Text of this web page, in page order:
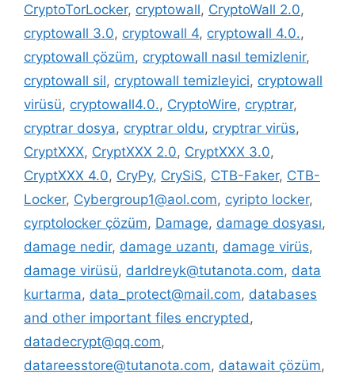
CryptoTorLocker, cryptowall, CryptoWall 2.0,
cryptowall 3.0, cryptowall 4, cryptowall 4.0.,
cryptowall çözüm, cryptowall nasıl temizlenir,
cryptowall sil, cryptowall temizleyici, cryptowall
virüsü, cryptowall4.0., CryptoWire, cryptrar,
cryptrar dosya, cryptrar oldu, cryptrar virüs,
CryptXXX, CryptXXX 2.0, CryptXXX 3.0,
CryptXXX 4.0, CryPy, CrySiS, CTB-Faker, CTB-
Locker, Cybergroup1@aol.com, cyripto locker,
cyrptolocker çözüm, Damage, damage dosyası,
damage nedir, damage uzantı, damage virüs,
damage virüsü, darldreyk@tutanota.com, data
kurtarma, data_protect@mail.com, databases
and other important files encrypted,
datadecrypt@qq.com,
datareesstore@tutanota.com, datawait çözüm,